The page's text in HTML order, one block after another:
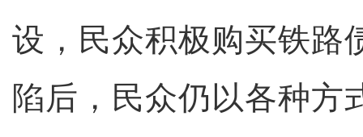
设，民众积极购买铁路
陷后，民众仍以各种方